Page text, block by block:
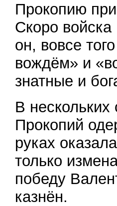
Прокопию
Скоро
он, вовсе
вождём» и
знатные и
В
Прокопий
руках
только
победу
казнён.